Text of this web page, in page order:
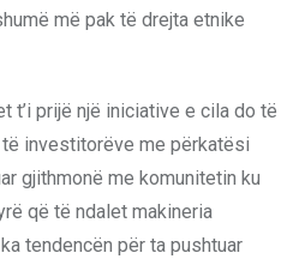
më pak të drejta etnike
t’i prijë një iniciative e cila do të
investitorëve me përkatësi
gjithmonë me komunitetin ku
që të ndalet makineria
tendencën për ta pushtuar